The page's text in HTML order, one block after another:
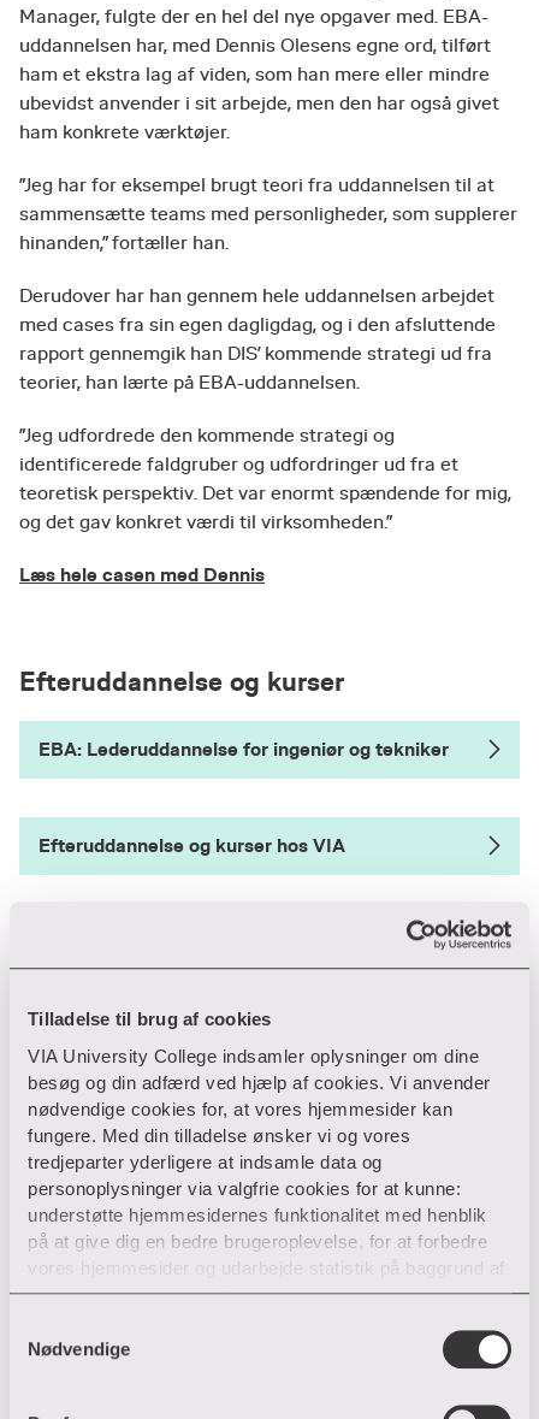
Tilladelse til brug af cookies
VIA University College indsamler oplysninger om dine
besøg og din adfærd ved hjælp af cookies. Vi anvender
nødvendige cookies for, at vores hjemmesider kan
fungere. Med din tilladelse ønsker vi og vores
tredjeparter yderligere at indsamle data og
personoplysninger via valgfrie cookies for at kunne:
understøtte hjemmesidernes funktionalitet med henblik
på at give dig en bedre brugeroplevelse, for at forbedre
vores hjemmesider og udarbejde statistik på baggrund af
analyser samt for at målrette markedsføring via andre
Du kan til enhver tid til- og fravælge cookies eller trække
Nødvendige
Manager, fulgte der en hel del nye opgaver med. EBA-
uddannelsen har, med Dennis Olesens egne ord, tilført
ham et ekstra lag af viden, som han mere eller mindre
ubevidst anvender i sit arbejde, men den har også givet
ham konkrete værktøjer.
”Jeg har for eksempel brugt teori fra uddannelsen til at
sammensætte teams med personligheder, som supplerer
hinanden,” fortæller han.
Derudover har han gennem hele uddannelsen arbejdet
med cases fra sin egen dagligdag, og i den afsluttende
rapport gennemgik han DIS’ kommende strategi ud fra
teorier, han lærte på EBA-uddannelsen.
”Jeg udfordrede den kommende strategi og
identificerede faldgruber og udfordringer ud fra et
teoretisk perspektiv. Det var enormt spændende for mig,
og det gav konkret værdi til virksomheden.”
Læs hele casen med Dennis
Efteruddannelse og kurser
EBA: Lederuddannelse for ingeniør og tekniker
Efteruddannelse og kurser hos VIA
Mere inspiration